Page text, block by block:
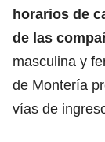
horarios de
de las
masculina y
de Montería
vías de